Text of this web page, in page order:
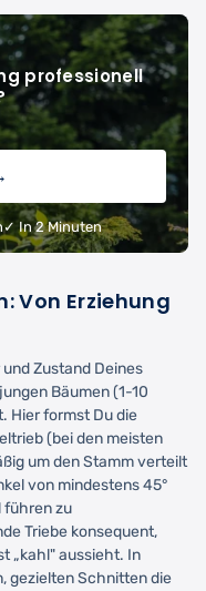
professionell
✓ In 2 Minuten
Von Erziehung
Zustand Deines
Bäumen (1-10
Hier formst Du die
(bei den meisten
um den Stamm verteilt
von mindestens 45°
führen zu
Triebe konsequent,
„kahl" aussieht. In
gezielten Schnitten die